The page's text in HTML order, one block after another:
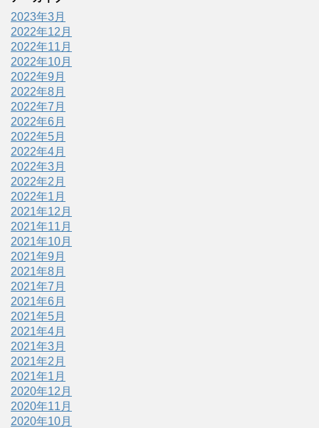
2023年3月
2022年12月
2022年11月
2022年10月
2022年9月
2022年8月
2022年7月
2022年6月
2022年5月
2022年4月
2022年3月
2022年2月
2022年1月
2021年12月
2021年11月
2021年10月
2021年9月
2021年8月
2021年7月
2021年6月
2021年5月
2021年4月
2021年3月
2021年2月
2021年1月
2020年12月
2020年11月
2020年10月